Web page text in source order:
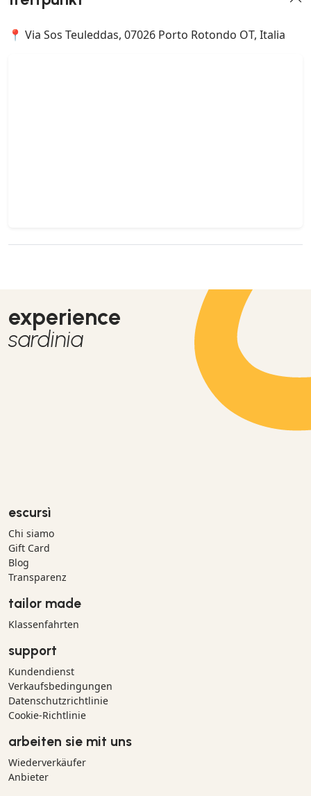
📍 Via Sos Teuleddas, 07026 Porto Rotondo OT, Italia
experience
sardinia
escursì
Chi siamo
Gift Card
Blog
Transparenz
tailor made
Klassenfahrten
support
Kundendienst
Verkaufsbedingungen
Datenschutzrichtlinie
Cookie-Richtlinie
arbeiten sie mit uns
Wiederverkäufer
Anbieter